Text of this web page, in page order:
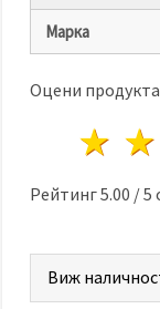
Марка
Оцени
1
Рейтинг5.00 /5
Виж